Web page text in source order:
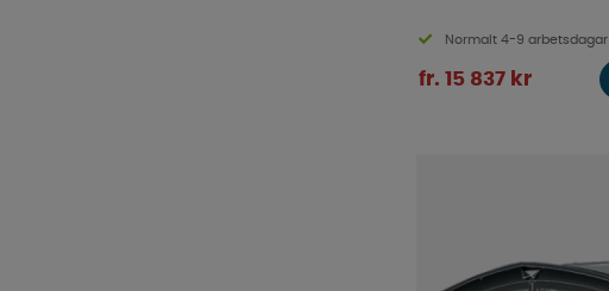
Normalt 4-9 arbetsdagar
fr. 15 837 kr